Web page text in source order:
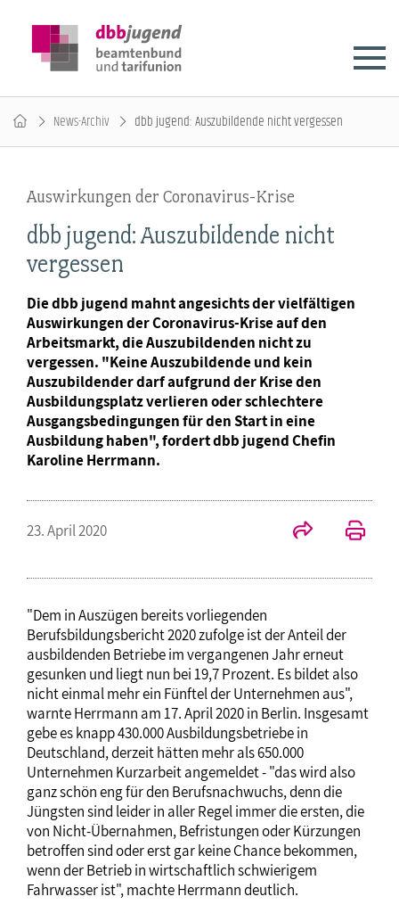
News-Archiv dbb jugend: Auszubildende nicht vergessen
Auswirkungen der Coronavirus-Krise
dbb jugend: Auszubildende nicht
vergessen
Die dbb jugend mahnt angesichts der vielfältigen
Auswirkungen der Coronavirus-Krise auf den
Arbeitsmarkt, die Auszubildenden nicht zu
vergessen. "Keine Auszubildende und kein
Auszubildender darf aufgrund der Krise den
Ausbildungsplatz verlieren oder schlechtere
Ausgangsbedingungen für den Start in eine
Ausbildung haben", fordert dbb jugend Chefin
Karoline Herrmann.
23. April 2020
"Dem in Auszügen bereits vorliegenden
Berufsbildungsbericht 2020 zufolge ist der Anteil der
ausbildenden Betriebe im vergangenen Jahr erneut
gesunken und liegt nun bei 19,7 Prozent. Es bildet also
nicht einmal mehr ein Fünftel der Unternehmen aus",
warnte Herrmann am 17. April 2020 in Berlin. Insgesamt
gebe es knapp 430.000 Ausbildungsbetriebe in
Deutschland, derzeit hätten mehr als 650.000
Unternehmen Kurzarbeit angemeldet - "das wird also
ganz schön eng für den Berufsnachwuchs, denn die
Jüngsten sind leider in aller Regel immer die ersten, die
von Nicht-Übernahmen, Befristungen oder Kürzungen
betroffen sind oder erst gar keine Chance bekommen,
wenn der Betrieb in wirtschaftlich schwierigem
Fahrwasser ist", machte Herrmann deutlich.